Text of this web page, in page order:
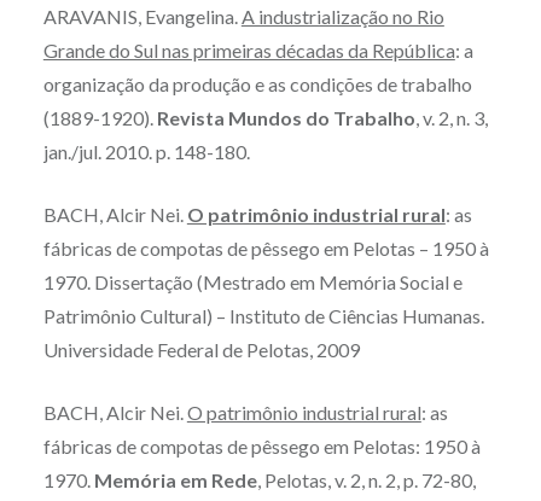
ARAVANIS, Evangelina.A industrialização no Rio
Grande do Sul nas primeiras décadas da República: a
organização da produção e as condições de trabalho
(1889-1920). Revista Mundos do Trabalho, v. 2, n. 3,
jan./jul. 2010. p. 148-180.
BACH, Alcir Nei. O patrimônio industrial rural: as
fábricas de compotas de pêssego em Pelotas – 1950 à
1970. Dissertação (Mestrado em Memória Social e
Patrimônio Cultural) – Instituto de Ciências Humanas.
Universidade Federal de Pelotas, 2009
BACH, Alcir Nei.O patrimônio industrial rural: as
fábricas de compotas de pêssego em Pelotas: 1950 à
1970. Memória em Rede, Pelotas, v. 2, n. 2, p. 72-80,